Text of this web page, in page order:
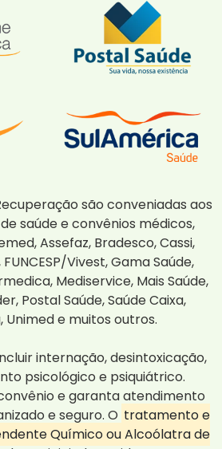
são conveniadas aos
saúde e convênios médicos,
Assefaz, Bradesco, Cassi,
Vivest, Gama Saúde,
Mediservice, Mais Saúde,
Postal Saúde, Saúde Caixa,
Unimed e muitos outros.
internação, desintoxicação,
psicológico e psiquiátrico.
e garanta atendimento
e seguro. O tratamento e
Químico ou Alcoólatra de